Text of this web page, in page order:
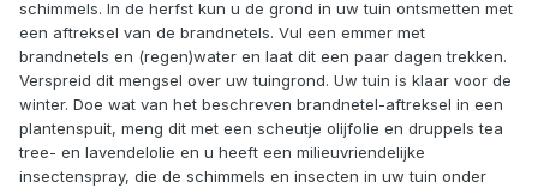
schimmels. In de herfst kun u de grond in uw tuin ontsmetten met
een aftreksel van de brandnetels. Vul een emmer met
brandnetels en (regen)water en laat dit een paar dagen trekken.
Verspreid dit mengsel over uw tuingrond. Uw tuin is klaar voor de
winter. Doe wat van het beschreven brandnetel-aftreksel in een
plantenspuit, meng dit met een scheutje olijfolie en druppels tea
tree- en lavendelolie en u heeft een milieuvriendelijke
insectenspray, die de schimmels en insecten in uw tuin onder